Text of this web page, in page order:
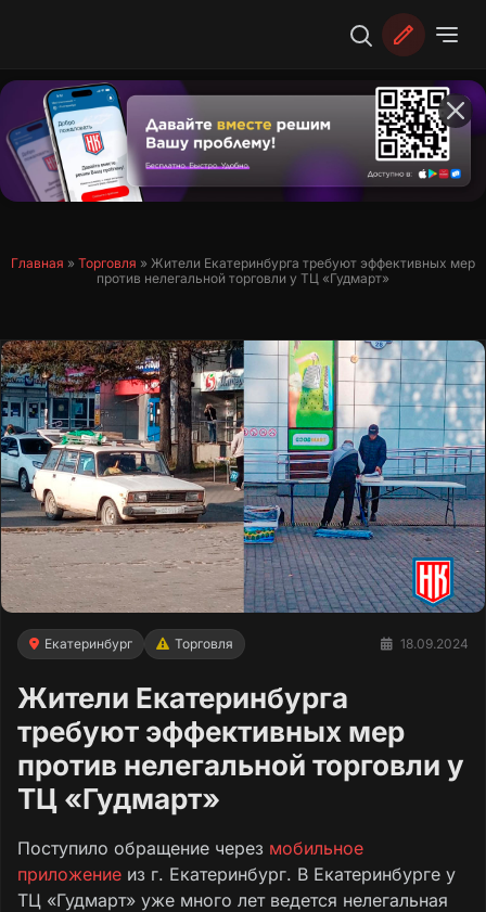
Главная » Торговля » Жители Екатеринбурга требуют эффективных мер
против нелегальной торговли у ТЦ «Гудмарт»
Екатеринбург Торговля 18.09.2024
Жители Екатеринбурга
требуют эффективных мер
против нелегальной торговли у
ТЦ «Гудмарт»
Поступило обращение через мобильное
приложение из г. Екатеринбург. В Екатеринбурге у
ТЦ «Гудмарт» уже много лет ведется нелегальная